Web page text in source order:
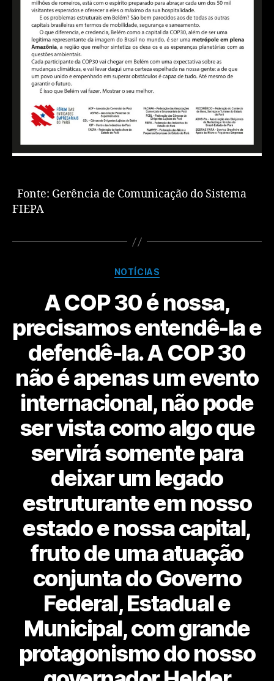
Fonte: Gerência de Comunicação do Sistema
FIEPA
NOTÍCIAS
A COP 30 é nossa,
precisamos entendê-la e
defendê-la. A COP 30
não é apenas um evento
internacional, não pode
ser vista como algo que
servirá somente para
deixar um legado
estruturante em nosso
estado e nossa capital,
fruto de uma atuação
conjunta do Governo
Federal, Estadual e
Municipal, com grande
protagonismo do nosso